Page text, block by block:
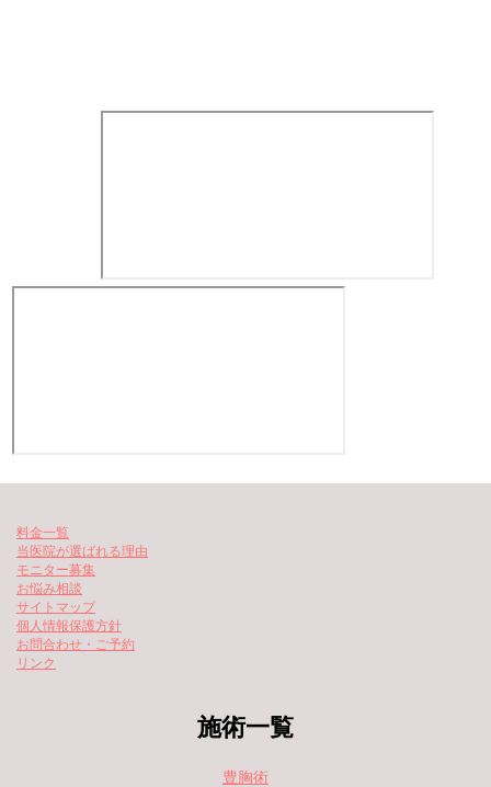
料金一覧
当医院が選ばれる理由
モニター募集
お悩み相談
サイトマップ
個人情報保護方針
お問合わせ・ご予約
リンク
施術一覧
豊胸術